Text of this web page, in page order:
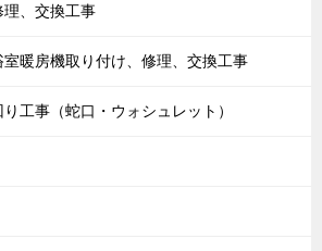
理、交換工事
暖房機取り付け、修理、交換工事
工事（蛇口・ウォシュレット）